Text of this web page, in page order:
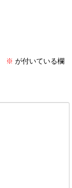
※ が付いている欄